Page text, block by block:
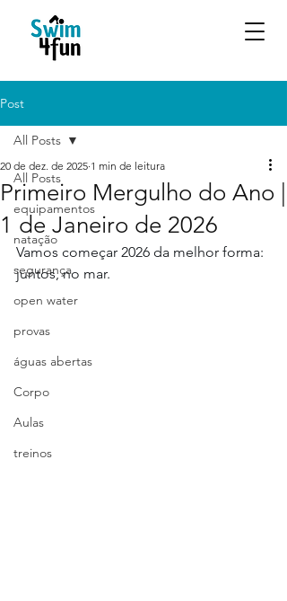
Post
All Posts
equipamentos
natação
segurança
open water
provas
águas abertas
Corpo
Aulas
treinos
All Posts
Primeiro Mergulho do Ano |
1 de Janeiro de 2026
20 de dez. de 2025 1 min de leitura
Vamos começar 2026 da melhor forma:
juntos, no mar.